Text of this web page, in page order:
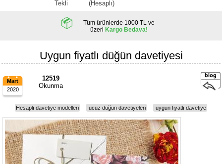
Davetiye
Zarfsız,
Davetiye
Modelleri
Karikatürlü
Davetiye
Modelleri
Tekli
(Hesaplı)
Tüm ürünlerde 1000 TL ve
üzeri Kargo Bedava!
Uygun fiyatlı düğün davetiyesi
Mart
2020
12519
Okunma
Hesaplı davetiye modelleri ucuz düğün davetiyeleri uygun fiyatlı davetiye